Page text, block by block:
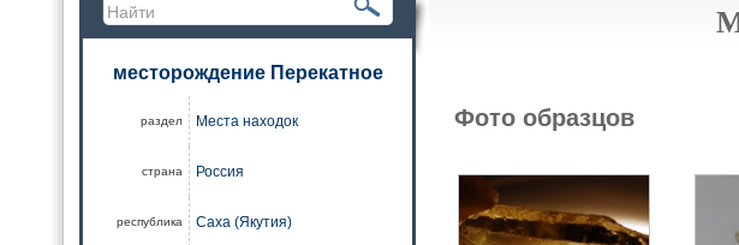
месторождение Перекатное
раздел Места находок
страна Россия
республика Саха (Якутия)
Фото образцов